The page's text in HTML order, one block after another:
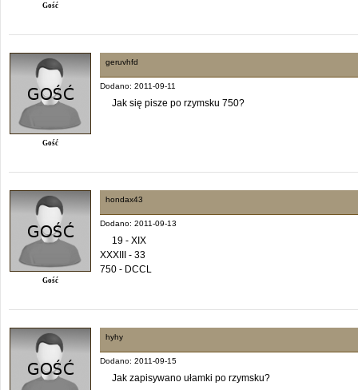
Gość
Gość
geruvhfd
Dodano: 2011-09-11
Jak się pisze po rzymsku 750?
Gość
hondax43
Dodano: 2011-09-13
19 - XIX
XXXIII - 33
750 - DCCL
hyhy
Dodano: 2011-09-15
Jak zapisywano ułamki po rzymsku?